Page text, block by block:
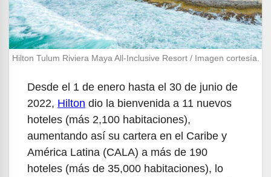
Hilton Tulum Riviera Maya All-Inclusive Resort / Imagen cortesía.
Desde el 1 de enero hasta el 30 de junio de
2022, Hilton dio la bienvenida a 11 nuevos
hoteles (más 2,100 habitaciones),
aumentando así su cartera en el Caribe y
América Latina (CALA) a más de 190
hoteles (más de 35,000 habitaciones), lo